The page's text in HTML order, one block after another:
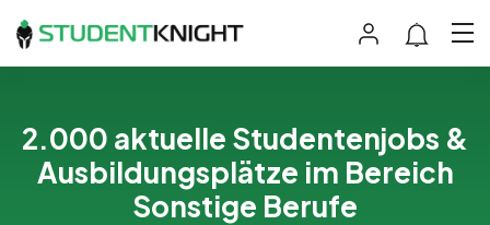
2.000 aktuelle Studentenjobs &
Ausbildungsplätze im Bereich
Sonstige Berufe